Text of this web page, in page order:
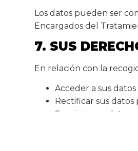
Los datos pueden ser
Encargados del
7. SUS
En relación con la
Acceder a sus
Rectificar sus
Suprimir sus datos